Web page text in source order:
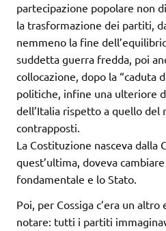
partecipazione popolare non
la trasformazione dei partiti,
nemmeno la fine
suddetta guerra fredda, poi
collocazione, dopo la “caduta
politiche, infine una ulteriore
dell’Italia rispetto a quello del
contrapposti.
La Costituzione nasceva dalla
quest’ultima, doveva
fondamentale e lo Stato.
Poi, per Cossiga c’era un
notare: tutti i partiti